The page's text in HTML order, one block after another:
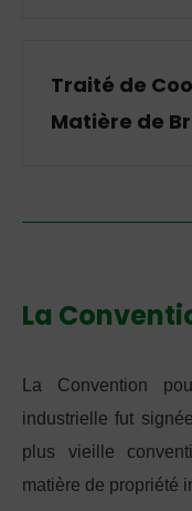
Traité de
Matière de
La
La Convention
industrielle fut
plus vieille
matière de propriété